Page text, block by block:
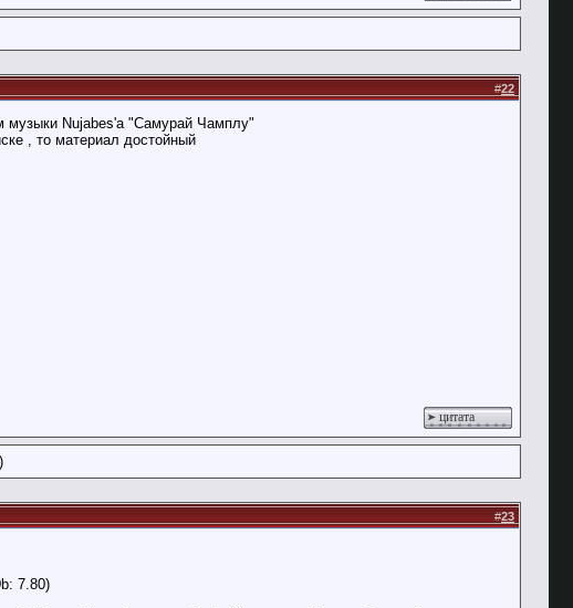
#22
музыки Nujabes'a "Самурай Чамплу"
, то материал достойный
цитата
#23
7.80)